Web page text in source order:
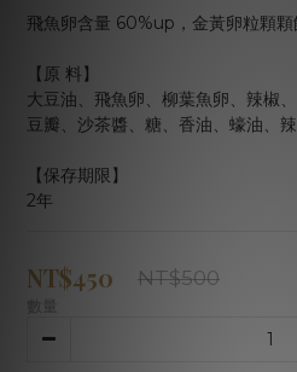
飛魚卵含量 60%up，金黃卵粒顆
【原 料】
大豆油、飛魚卵、柳葉魚卵、辣椒
豆瓣、沙茶醬、糖、香油、蠔油、
【保存期限】
2年
NT$450 NT$500
數量